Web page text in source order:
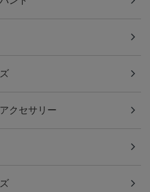
クセサリー